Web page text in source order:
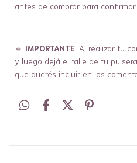
antes de comprar para confirmar
🔹 IMPORTANTE: Al realizar tu
y luego dejá el talle de tu
que querés incluir en los